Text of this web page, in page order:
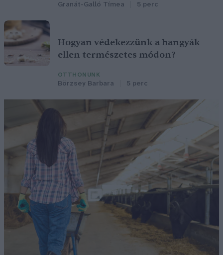
Granát-Galló Tímea 5 perc
Hogyan védekezzünk a hangyák
ellen természetes módon?
OTTHONUNK
Börzsey Barbara 5 perc